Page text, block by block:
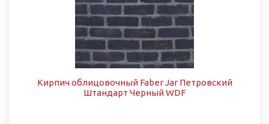
Кирпич облицовочный Faber Jar Петровский
Штандарт Черный WDF